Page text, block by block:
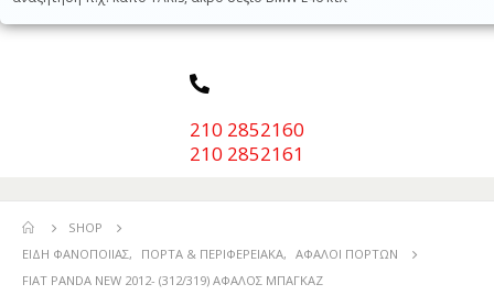
210 2852160
210 2852161
SHOP
ΕΊΔΗ ΦΑΝΟΠΟΙΊΑΣ, ΠΌΡΤΑ & ΠΕΡΙΦΕΡΕΙΑΚΆ, ΑΦΑΛΟΊ ΠΟΡΤΏΝ
FIAT PANDA NEW 2012- (312/319) ΑΦΑΛΟΣ ΜΠΑΓΚΑΖ